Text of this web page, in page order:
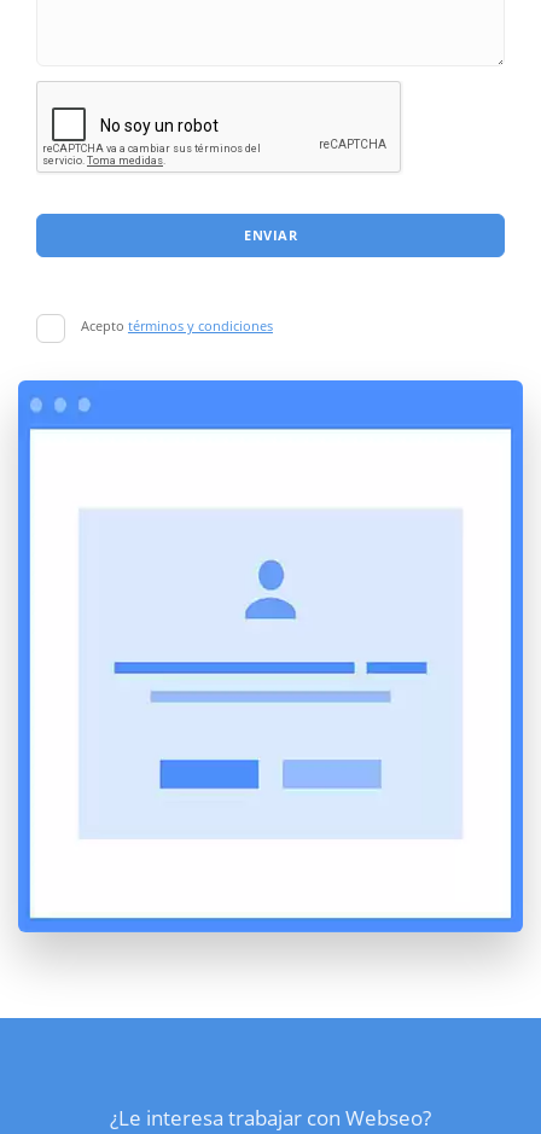
ENVIAR
Acepto términos y condiciones
¿Le interesa trabajar con Webseo?